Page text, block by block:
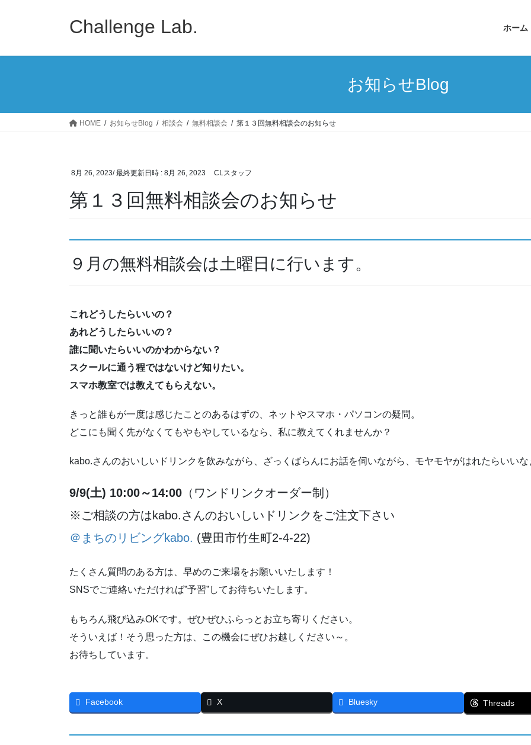
Challenge Lab. ホーム
お知らせBlog
HOME お知らせBlog 相談会 無料相談会 第１３回無料相談会のお知らせ
8月 26, 2023/ 最終更新日時 : 8月 26, 2023 CLスタッフ
第１３回無料相談会のお知らせ
９月の無料相談会は土曜日に行います。
これどうしたらいいの？
あれどうしたらいいの？
誰に聞いたらいいのかわからない？
スクールに通う程ではないけど知りたい。
スマホ教室では教えてもらえない。
きっと誰もが一度は感じたことのあるはずの、ネットやスマホ・パソコンの疑問。
どこにも聞く先がなくてもやもやしているなら、私に教えてくれませんか？
kabo.さんのおいしいドリンクを飲みながら、ざっくばらんにお話を伺いながら、モヤモヤがはれたらいいな
9/9(土) 10:00～14:00 （ワンドリンクオーダー制）
※ご相談の方はkabo.さんのおいしいドリンクをご注文下さい
＠まちのリビングkabo. (豊田市竹生町2-4-22)
たくさん質問のある方は、早めのご来場をお願いいたします！
SNSでご連絡いただければ”予習”してお待ちいたします。
もちろん飛び込みOKです。ぜひぜひふらっとお立ち寄りください。
そういえば！そう思った方は、この機会にぜひお越しください～。
お待ちしています。
Facebook X Bluesky Threads